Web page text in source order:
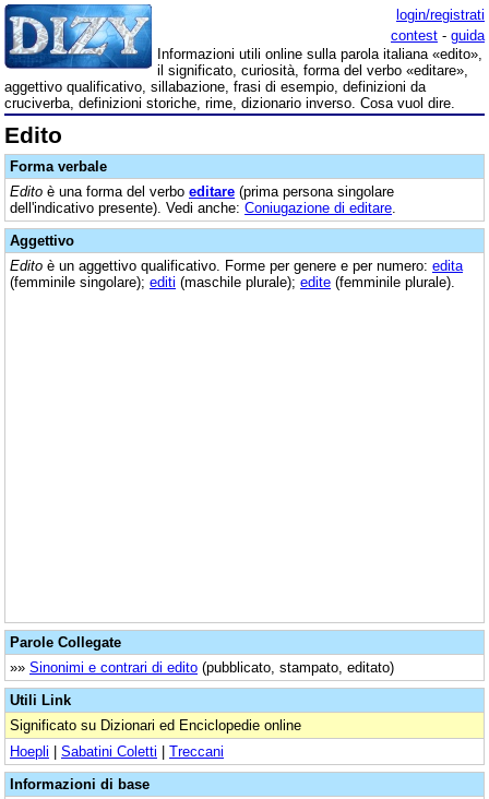
login/registrati
contest - guida
Informazioni utili online sulla parola italiana «edito»,
il significato, curiosità, forma del verbo «editare»,
aggettivo qualificativo, sillabazione, frasi di esempio, definizioni da
cruciverba, definizioni storiche, rime, dizionario inverso. Cosa vuol dire.
Edito
Forma verbale
Edito è una forma del verbo editare (prima persona singolare
dell'indicativo presente). Vedi anche: Coniugazione di editare
Aggettivo
Edito è un aggettivo qualificativo. Forme per genere e per numero: edita
(femminile singolare); editi (maschile plurale); edite (femminile plurale).
Parole Collegate
»» Sinonimi e contrari di edito (pubblicato, stampato, editato)
Utili Link
Significato su Dizionari ed Enciclopedie online
Hoepli | Sabatini Coletti | Treccani
Informazioni di base